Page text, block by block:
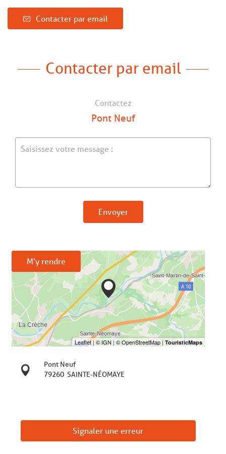
Contacter par email
Contacter par email
Contactez
Pont Neuf
Envoyer
M'y rendre
Pont Neuf
79260 SAINTE-NÉOMAYE
Signaler une erreur